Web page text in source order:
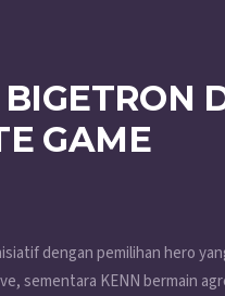
GAME
dengan pemilihan hero
sementara KENN bermain